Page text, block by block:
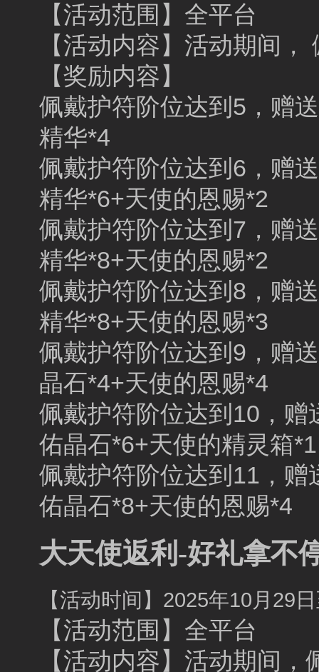
【活动范围】全平台
【活动内容】活动期间
【奖励内容】
佩戴护符阶位达到5，赠
精华*4
佩戴护符阶位达到6，赠
精华*6+天使的恩赐*2
佩戴护符阶位达到7，赠
精华*8+天使的恩赐*2
佩戴护符阶位达到8，赠
精华*8+天使的恩赐*3
佩戴护符阶位达到9，赠
晶石*4+天使的恩赐*4
佩戴护符阶位达到10，
佑晶石*6+天使的精灵箱*1
佩戴护符阶位达到11，
佑晶石*8+天使的恩赐*4
大天使返利-好礼拿不
【活动时间】2025年10月29
【活动范围】全平台
【活动内容】活动期间